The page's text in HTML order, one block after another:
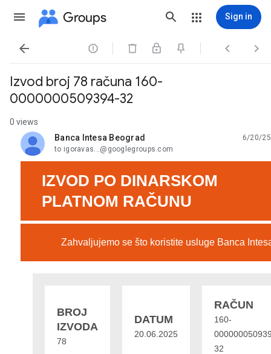
Groups Sign in
   
Izvod broj 78 računa 160-
0000000509394-32
0 views
Banca Intesa Beograd
unread,
6/20/25
to igoravas...@googlegroups.com
IZVOD PO DINARSKOM
PLATNOM RAČUNU
Zahvaljujemo se što koristite usluge Banca
BROJ
IZVODA
78
DATUM
20.06.2025
RAČUN
160-
32